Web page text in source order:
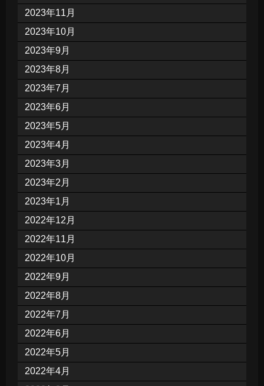
2023年11月
2023年10月
2023年9月
2023年8月
2023年7月
2023年6月
2023年5月
2023年4月
2023年3月
2023年2月
2023年1月
2022年12月
2022年11月
2022年10月
2022年9月
2022年8月
2022年7月
2022年6月
2022年5月
2022年4月